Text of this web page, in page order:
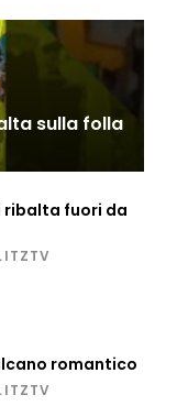
sulla folla
ribalta fuori da
romantico